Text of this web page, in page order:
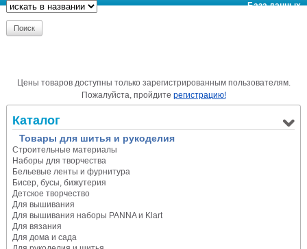
База данных
Цены товаров доступны только зарегистрированным пользователям.
Пожалуйста, пройдите регистрацию!
Каталог
Товары для шитья и рукоделия
Строительные материалы
Наборы для творчества
Бельевые ленты и фурнитура
Бисер, бусы, бижутерия
Детское творчество
Для вышивания
Для вышивания наборы PANNA и Klart
Для вязания
Для дома и сада